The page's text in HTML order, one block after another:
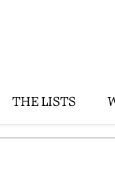
THE LISTS